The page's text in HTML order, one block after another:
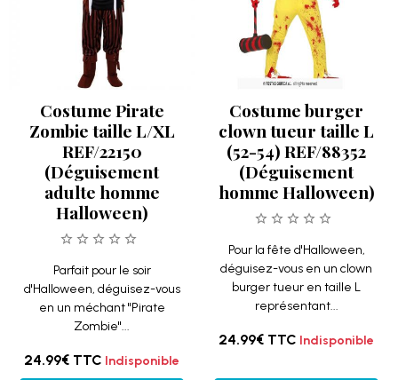
Costume Pirate
Zombie taille L/XL
REF/22150
(Déguisement
adulte homme
Halloween)
Parfait pour le soir
d'Halloween, déguisez-vous
en un méchant "Pirate
Zombie"...
24.99€ TTC Indisponible
Costume burger
clown tueur taille L
(52-54) REF/88352
(Déguisement
homme Halloween)
Pour la fête d'Halloween,
déguisez-vous en un clown
burger tueur en taille L
représentant...
24.99€ TTC Indisponible